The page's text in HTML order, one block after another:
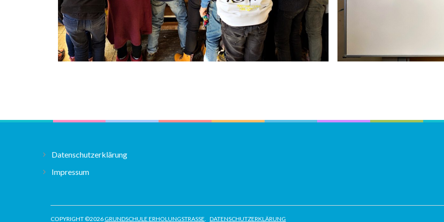
Datenschutzerklärung
Impressum
COPYRIGHT ©2026GRUNDSCHULE ERHOLUNGSTRASSE. DATENSCHUTZERKLÄRUNG